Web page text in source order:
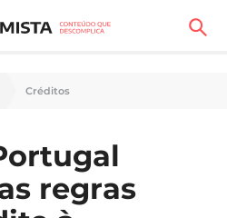
Créditos
regras